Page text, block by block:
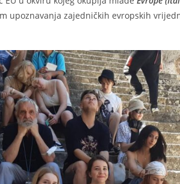
upoznavanja zajedničkih evropskih